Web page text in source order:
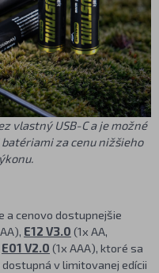
vlastný USB-C a je možné
za cenu nižšieho
a cenovo dostupnejšie
E12 V3.0 (1x AA,
E01 V2.0 (1x AAA), ktoré sa
dostupná v limitovanej edícii